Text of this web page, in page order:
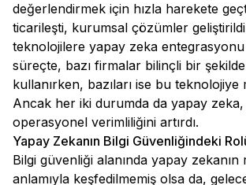
değerlendirmek için hızla harekete
ticarileşti, kurumsal çözümler
teknolojilere yapay zeka entegrasyonu
süreçte, bazı firmalar bilinçli bir
kullanırken, bazıları ise bu teknolojiye
Ancak her iki durumda da yapay
operasyonel verimliliğini artırdı.
Yapay Zekanın Bilgi Güvenliğindeki
Bilgi güvenliği alanında yapay
anlamıyla keşfedilmemiş olsa da,